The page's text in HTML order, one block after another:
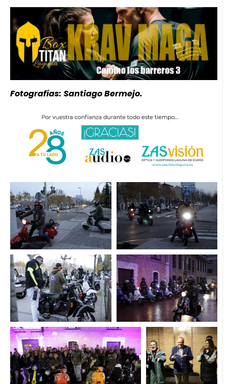
Fotografías: Santiago Bermejo.